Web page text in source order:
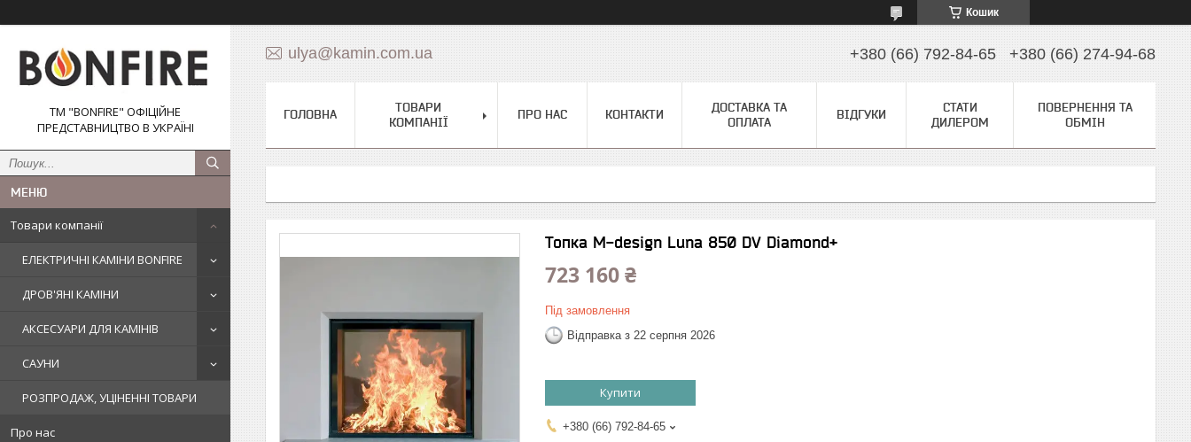
Кошик
ТМ "BONFIRE" ОФІЦІЙНЕ
ПРЕДСТАВНИЦТВО В УКРАЇНІ
Товари компанії
ЕЛЕКТРИЧНІ КАМІНИ BONFIRE
ДРОВ'ЯНІ КАМІНИ
АКСЕСУАРИ ДЛЯ КАМІНІВ
САУНИ
РОЗПРОДАЖ, УЦІНЕННІ ТОВАРИ
Про нас
ulya@kamin.com.ua +380 (66) 792-84-65 +380 (66) 274-94-68
ГОЛОВНА
ТОВАРИ
КОМПАНІЇ
ПРО НАС КОНТАКТИ
ДОСТАВКА ТА
ОПЛАТА
ВІДГУКИ
СТАТИ
ДИЛЕРОМ
ПОВЕРНЕННЯ ТА
ОБМІН
Топка M-design Luna 850 DV Diamond+
723 160 ₴
Під замовлення
Відправка з 22 серпня 2026
Купити
+380 (66) 792-84-65